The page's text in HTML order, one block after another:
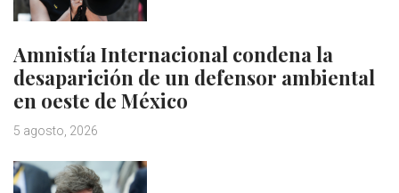
Amnistía Internacional condena la
desaparición de un defensor ambiental
en oeste de México
5 agosto, 2026